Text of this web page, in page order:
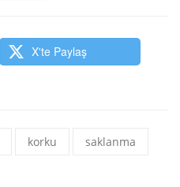
X'te Paylaş
korku saklanma